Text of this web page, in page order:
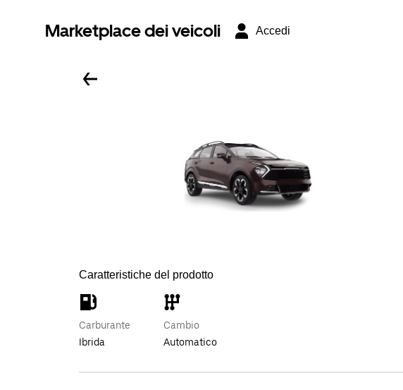
Marketplace dei veicoli Accedi
Caratteristiche del prodotto
Carburante
Ibrida
Cambio
Automatico